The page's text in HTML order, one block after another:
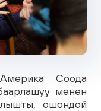
Соода
менен
ошондой